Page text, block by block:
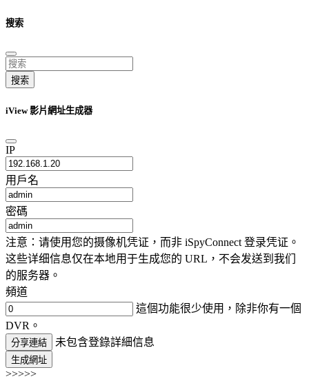
搜索
搜索
iView 影片網址生成器
IP
用戶名
密碼
注意：请使用您的摄像机凭证，而非 iSpyConnect 登录凭证。
这些详细信息仅在本地用于生成您的 URL，不会发送到我们
的服务器。
頻道
這個功能很少使用，除非你有一個
DVR。
分享連結 未包含登錄詳細信息
生成網址
>>>>>